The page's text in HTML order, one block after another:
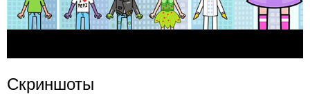
Скриншоты